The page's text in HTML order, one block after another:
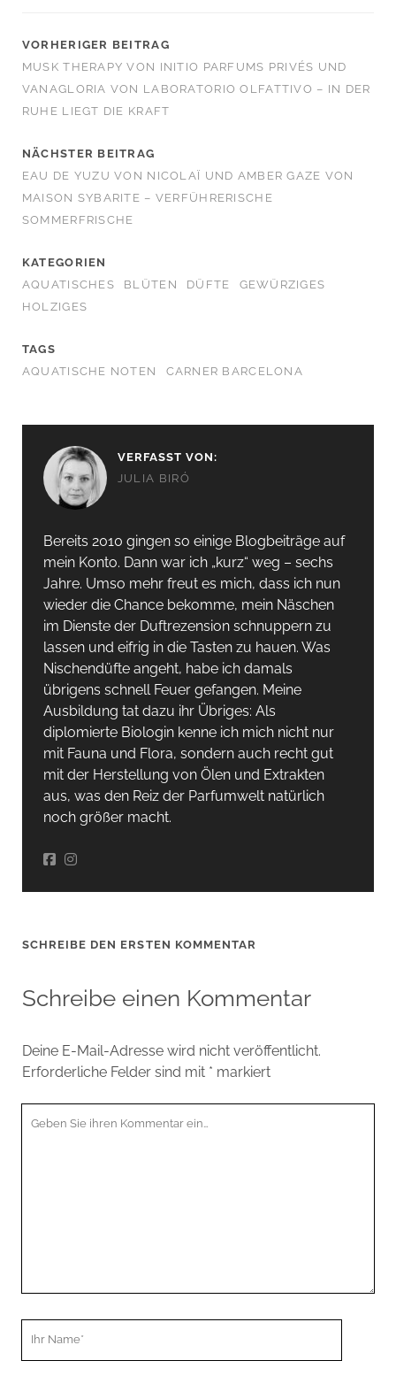
VORHERIGER BEITRAG
MUSK THERAPY VON INITIO PARFUMS PRIVÉS UND
VANAGLORIA VON LABORATORIO OLFATTIVO – IN DER
RUHE LIEGT DIE KRAFT
NÄCHSTER BEITRAG
EAU DE YUZU VON NICOLAÏ UND AMBER GAZE VON
MAISON SYBARITE – VERFÜHRERISCHE
SOMMERFRISCHE
KATEGORIEN
AQUATISCHES
BLÜTEN DÜFTE
GEWÜRZIGES
HOLZIGES
TAGS
AQUATISCHE NOTEN
CARNER BARCELONA
VERFASST VON:
JULIA BIRÓ
Bereits 2010 gingen so einige Blogbeiträge auf
mein Konto. Dann war ich „kurz“ weg – sechs
Jahre. Umso mehr freut es mich, dass ich nun
wieder die Chance bekomme, mein Näschen
im Dienste der Duftrezension schnuppern zu
lassen und eifrig in die Tasten zu hauen. Was
Nischendüfte angeht, habe ich damals
übrigens schnell Feuer gefangen. Meine
Ausbildung tat dazu ihr Übriges: Als
diplomierte Biologin kenne ich mich nicht nur
mit Fauna und Flora, sondern auch recht gut
mit der Herstellung von Ölen und Extrakten
aus, was den Reiz der Parfumwelt natürlich
noch größer macht.
SCHREIBE DEN ERSTEN KOMMENTAR
Schreibe einen Kommentar
Deine E-Mail-Adresse wird nicht veröffentlicht.
Erforderliche Felder sind mit * markiert